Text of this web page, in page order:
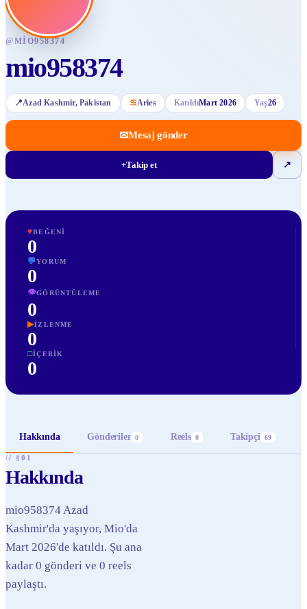
@MIO958374
mio958374
📍Azad Kashmir, Pakistan ♋Aries KatıldıMart 2026 Yaş26
✉Mesaj gönder
+Takip et ↗
♥BEĞENI
0
💬YORUM
0
👁GÖRÜNTÜLEME
0
▶İZLENME
0
□İÇERIK
0
Hakkında Gönderiler 0 Reels 0 Takipçi 69
// §01
Hakkında
mio958374 Azad
Kashmir'da yaşıyor, Mio'da
Mart 2026'de katıldı. Şu ana
kadar 0 gönderi ve 0 reels
paylaştı.